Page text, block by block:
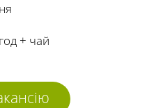
+ чай